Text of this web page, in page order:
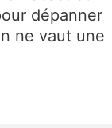
dépanner
ne vaut une